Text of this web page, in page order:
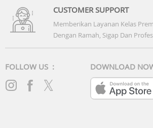
CUSTOMER SUPPORT
Memberikan Layanan Kelas
Dengan Ramah, Sigap Dan
FOLLOW US : DOWNLOAD